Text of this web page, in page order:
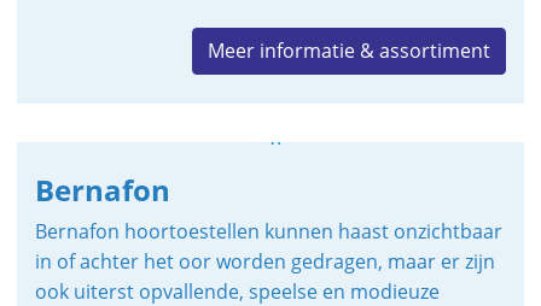
Meer informatie & assortiment
Bernafon
Bernafon hoortoestellen kunnen haast onzichtbaar
in of achter het oor worden gedragen, maar er zijn
ook uiterst opvallende, speelse en modieuze